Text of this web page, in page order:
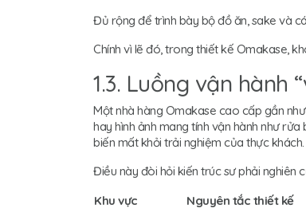
Đủ rộng để trình bày bộ đồ ăn, sake và
Chính vì lẽ đó, trong thiết kế Omakase,
1.3. Luồng vận hành
Một nhà hàng Omakase cao cấp gần
hay hình ảnh mang tính vận hành như
biến mất khỏi trải nghiệm của thực khách.
Điều này đòi hỏi kiến trúc sư phải nghiên
Khu vực
Nguyên tắc thiết kế